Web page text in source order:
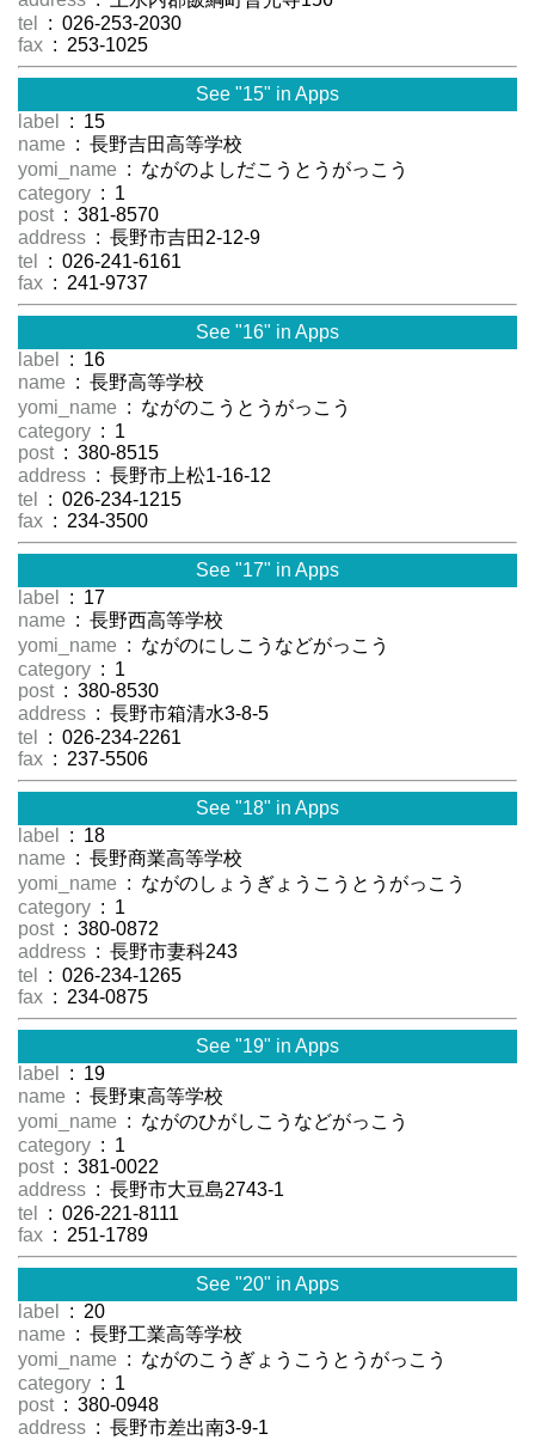
tel
: 026-253-2030
fax : 253-1025
See "15" in Apps
label
: 15
name : 長野吉田高等学校
yomi_name : ながのよしだこうとうがっこう
category : 1
post : 381-8570
address : 長野市吉田2-12-9
tel
: 026-241-6161
fax : 241-9737
See "16" in Apps
label
: 16
name : 長野高等学校
yomi_name : ながのこうとうがっこう
category : 1
post : 380-8515
address : 長野市上松1-16-12
tel
: 026-234-1215
fax : 234-3500
See "17" in Apps
label
: 17
name : 長野西高等学校
yomi_name : ながのにしこうなどがっこう
category : 1
post : 380-8530
address : 長野市箱清水3-8-5
tel
: 026-234-2261
fax : 237-5506
See "18" in Apps
label
: 18
name : 長野商業高等学校
yomi_name : ながのしょうぎょうこうとうがっこう
category : 1
post : 380-0872
address : 長野市妻科243
tel
: 026-234-1265
fax : 234-0875
See "19" in Apps
label
: 19
name : 長野東高等学校
yomi_name : ながのひがしこうなどがっこう
category : 1
post : 381-0022
address : 長野市大豆島2743-1
tel
: 026-221-8111
fax : 251-1789
See "20" in Apps
label
: 20
name : 長野工業高等学校
yomi_name : ながのこうぎょうこうとうがっこう
category : 1
post : 380-0948
address : 長野市差出南3-9-1